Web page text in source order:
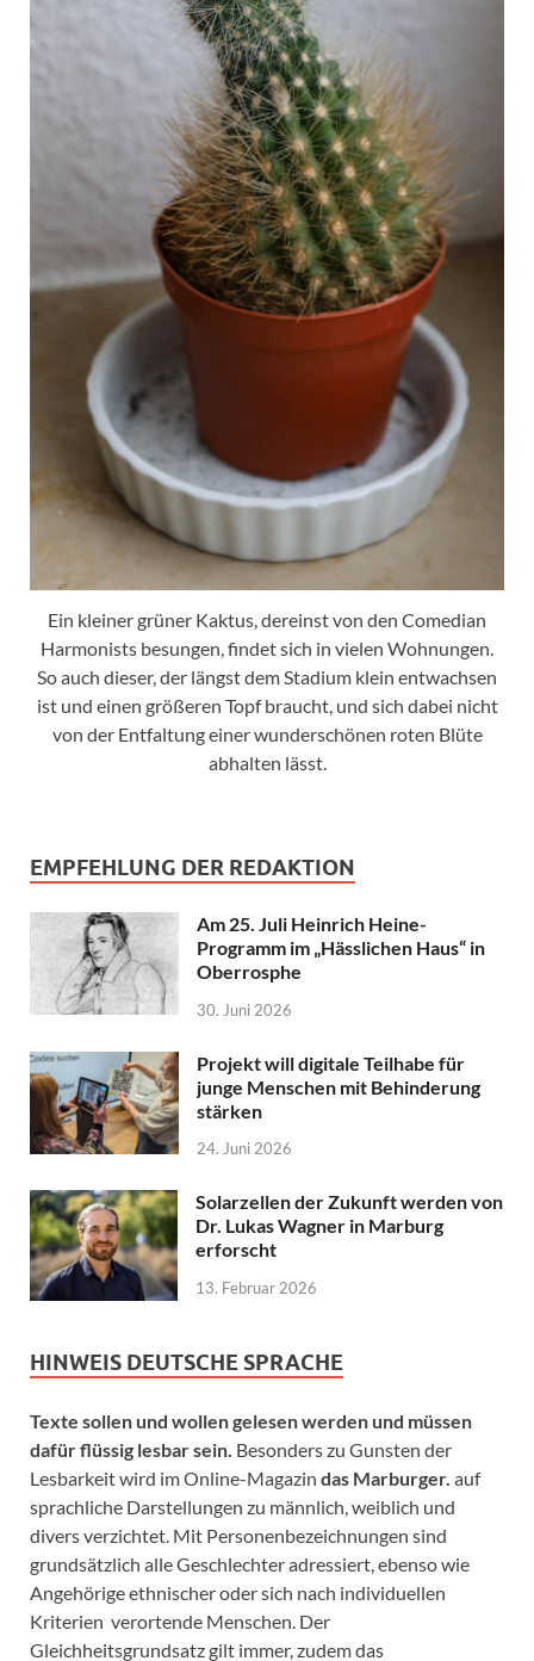
Ein kleiner grüner Kaktus, dereinst von den Comedian
Harmonists besungen, findet sich in vielen Wohnungen.
So auch dieser, der längst dem Stadium klein entwachsen
ist und einen größeren Topf braucht, und sich dabei nicht
von der Entfaltung einer wunderschönen roten Blüte
abhalten lässt.
EMPFEHLUNG DER REDAKTION
Am 25. Juli Heinrich Heine-
Programm im „Hässlichen Haus“ in
Oberrosphe
30. Juni 2026
Projekt will digitale Teilhabe für
junge Menschen mit Behinderung
stärken
24. Juni 2026
Solarzellen der Zukunft werden von
Dr. Lukas Wagner in Marburg
erforscht
13. Februar 2026
HINWEIS DEUTSCHE SPRACHE
Texte sollen und wollen gelesen werden und müssen
dafür flüssig lesbar sein. Besonders zu Gunsten der
Lesbarkeit wird im Online-Magazin das Marburger. auf
sprachliche Darstellungen zu männlich, weiblich und
divers verzichtet. Mit Personenbezeichnungen sind
grundsätzlich alle Geschlechter adressiert, ebenso wie
Angehörige ethnischer oder sich nach individuellen
Kriterien verortende Menschen. Der
Gleichheitsgrundsatz gilt immer, zudem das